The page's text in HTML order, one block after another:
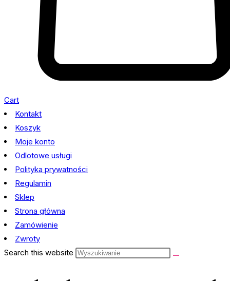
Cart
Kontakt
Koszyk
Moje konto
Odlotowe usługi
Polityka prywatności
Regulamin
Sklep
Strona główna
Zamówienie
Zwroty
Search this website